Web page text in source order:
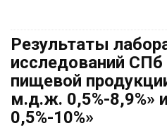
Результаты
исследований
пищевой
м.д.ж. 0,5%-8,9%»
0,5%-10%»